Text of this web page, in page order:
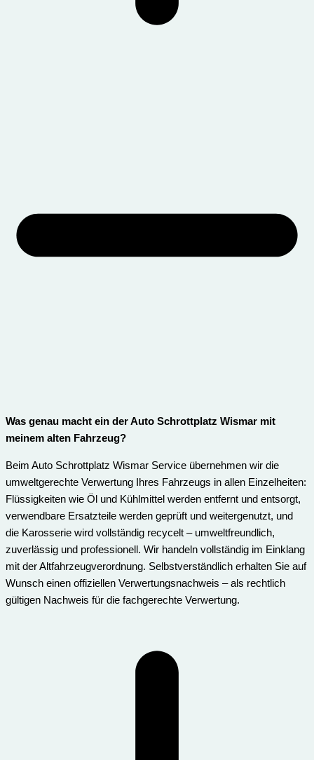
Was genau macht ein der Auto Schrottplatz Wismar mit
meinem alten Fahrzeug?
Beim Auto Schrottplatz Wismar Service übernehmen wir die
umweltgerechte Verwertung Ihres Fahrzeugs in allen Einzelheiten:
Flüssigkeiten wie Öl und Kühlmittel werden entfernt und entsorgt,
verwendbare Ersatzteile werden geprüft und weitergenutzt, und
die Karosserie wird vollständig recycelt – umweltfreundlich,
zuverlässig und professionell. Wir handeln vollständig im Einklang
mit der Altfahrzeugverordnung. Selbstverständlich erhalten Sie auf
Wunsch einen offiziellen Verwertungsnachweis – als rechtlich
gültigen Nachweis für die fachgerechte Verwertung.